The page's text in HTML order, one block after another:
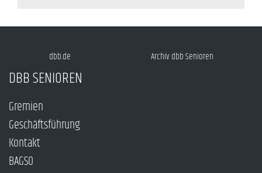
dbb.de Archiv dbb Senioren
DBB SENIOREN
Gremien
Geschäftsführung
Kontakt
BAGSO